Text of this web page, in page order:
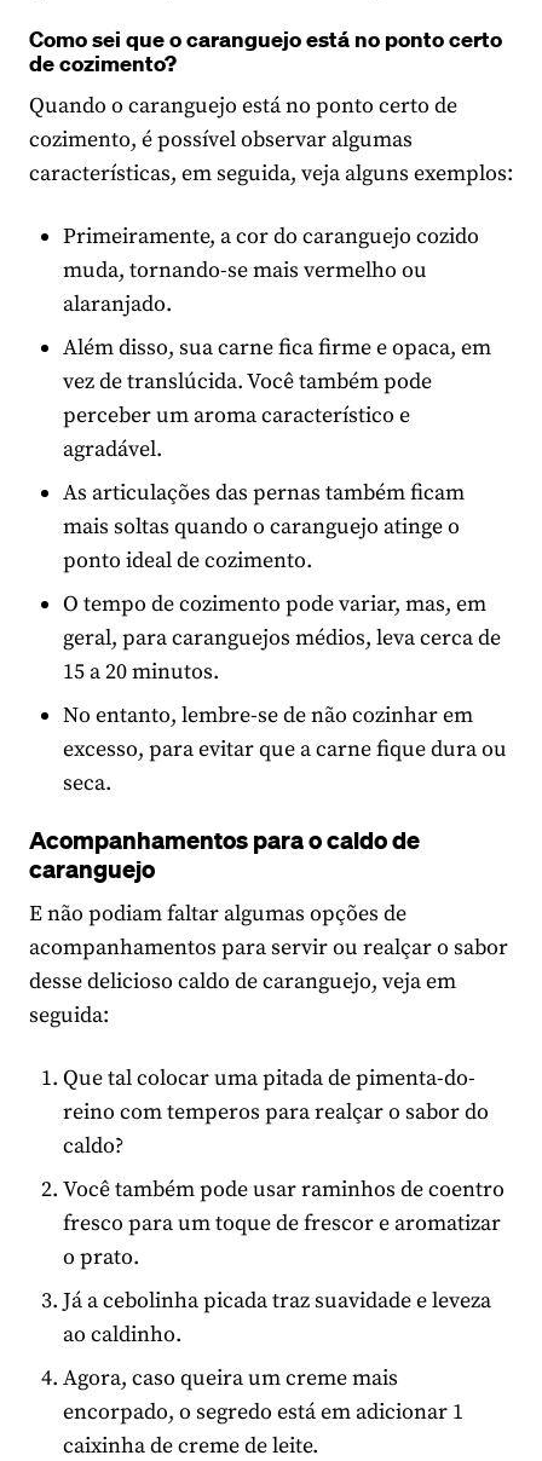
Como sei que o caranguejo está no ponto certo
de cozimento?
Quando o caranguejo está no ponto certo de
cozimento, é possível observar algumas
características, em seguida, veja alguns exemplos:
Primeiramente, a cor do caranguejo cozido
muda, tornando-se mais vermelho ou
alaranjado.
Além disso, sua carne fica firme e opaca, em
vez de translúcida. Você também pode
perceber um aroma característico e
agradável.
As articulações das pernas também ficam
mais soltas quando o caranguejo atinge o
ponto ideal de cozimento.
O tempo de cozimento pode variar, mas, em
geral, para caranguejos médios, leva cerca de
15 a 20 minutos.
No entanto, lembre-se de não cozinhar em
excesso, para evitar que a carne fique dura ou
seca.
Acompanhamentos para o caldo de
caranguejo
E não podiam faltar algumas opções de
acompanhamentos para servir ou realçar o sabor
desse delicioso caldo de caranguejo, veja em
seguida:
Que tal colocar uma pitada de pimenta-do-
reino com temperos para realçar o sabor do
caldo?
Você também pode usar raminhos de coentro
fresco para um toque de frescor e aromatizar
o prato.
Já a cebolinha picada traz suavidade e leveza
ao caldinho.
Agora, caso queira um creme mais
encorpado, o segredo está em adicionar 1
caixinha de creme de leite.